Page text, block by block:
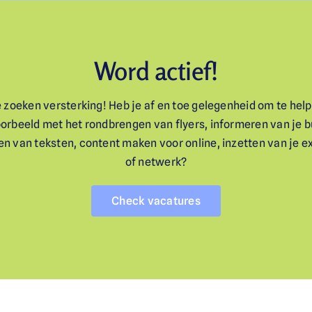
Word actief!
zoeken versterking! Heb je af en toe gelegenheid om te
met het rondbrengen van flyers, informeren van je
van teksten, content maken voor online, inzetten van je
of netwerk?
Check vacatures